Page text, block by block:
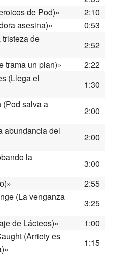
de Pod)»
2:10
asesina)»
0:53
de
2:52
trama un plan)»
2:22
(Llega el
1:30
(Pod salva a
2:00
abundancia del
2:00
la
3:00
2:55
(La venganza
3:25
de Lácteos)»
1:00
(Arriety es
1:15